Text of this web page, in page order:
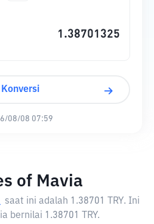
Konversi
08/08 07:59
of Mavia
saat ini adalah 1.38701 TRY. Ini
bernilai 1.38701 TRY.